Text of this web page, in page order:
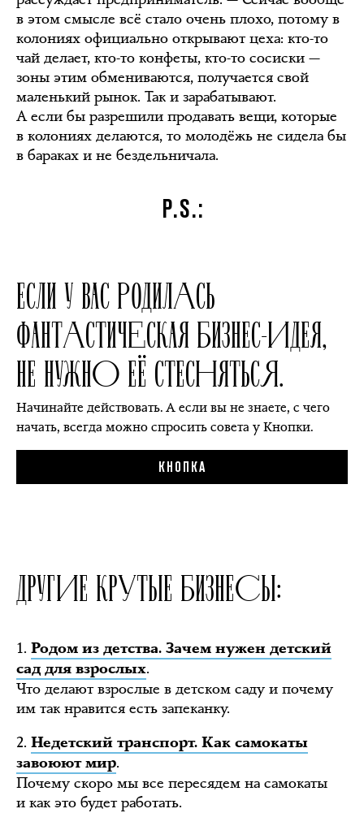
в этом смысле всё стало очень плохо, потому в
колониях официально открывают цеха: кто-то
чай делает, кто-то конфеты, кто-то сосиски —
зоны этим обмениваются, получается свой
маленький рынок. Так и зарабатывают.
А если бы разрешили продавать вещи, которые
в колониях делаются, то молодёжь не сидела бы
в бараках и не бездельничала.
P.S.:
ЕСЛИ У ВАС РОДИЛАСЬ
ФАНТАСТИЧЕСКАЯ БИЗНЕС-ИДЕЯ,
НЕ НУЖНО ЕЁ СТЕСНЯТЬСЯ.
Начинайте действовать. А если вы не знаете, с чего
начать, всегда можно спросить совета у Кнопки.
КНОПКА
ДРУГИЕ КРУТЫЕ БИЗНЕСЫ:
1. Родом из детства. Зачем нужен детский
сад для взрослых.
Что делают взрослые в детском саду и почему
им так нравится есть запеканку.
2. Недетский транспорт. Как самокаты
завоюют мир.
Почему скоро мы все пересядем на самокаты
и как это будет работать.